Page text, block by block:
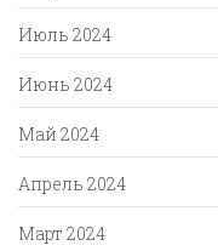
Июль 2024
Июнь 2024
Май 2024
Апрель 2024
Март 2024